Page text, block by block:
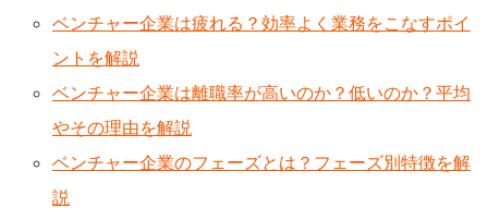
ベンチャー企業は疲れる？効率よく業務をこなすポイ
ントを解説
ベンチャー企業は離職率が高いのか？低いのか？平均
やその理由を解説
ベンチャー企業のフェーズとは？フェーズ別特徴を解
説